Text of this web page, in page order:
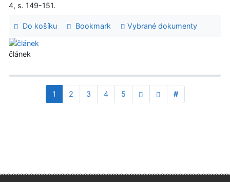
4, s. 149-151.
Do košíku Bookmark Vybrané dokumenty
článek
1 2 3 4 5 #